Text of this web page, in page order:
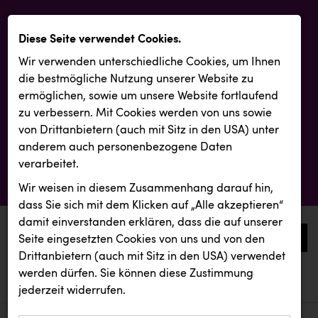
0
aktuelle aussendungen
aktuelle aussendungen
Diese Seite verwendet Cookies.
Wir verwenden unterschiedliche Cookies, um Ihnen
die best­mögliche Nutzung unserer Website zu
ermöglichen, sowie um unsere Website fortlaufend
zu verbessern. Mit Cookies werden von uns sowie
von Drittanbietern (auch mit Sitz in den USA) unter
anderem auch personenbezogene Daten
verarbeitet.
Wir weisen in diesem Zusammenhang darauf hin,
dass Sie sich mit dem Klicken auf „Alle akzeptieren“
damit ein­ver­standen erklären, dass die auf unserer
Seite eingesetzten Cookies von uns und von den
Drittanbietern (auch mit Sitz in den USA) verwendet
werden dürfen. Sie können diese Zustimmung
jederzeit widerrufen.